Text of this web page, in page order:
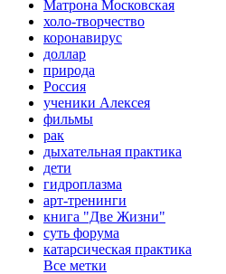
Матрона Московская
холо-творчество
коронавирус
доллар
природа
Россия
ученики Алексея
фильмы
рак
дыхательная практика
дети
гидроплазма
арт-тренинги
книга "Две Жизни"
суть форума
катарсическая практика
Все метки